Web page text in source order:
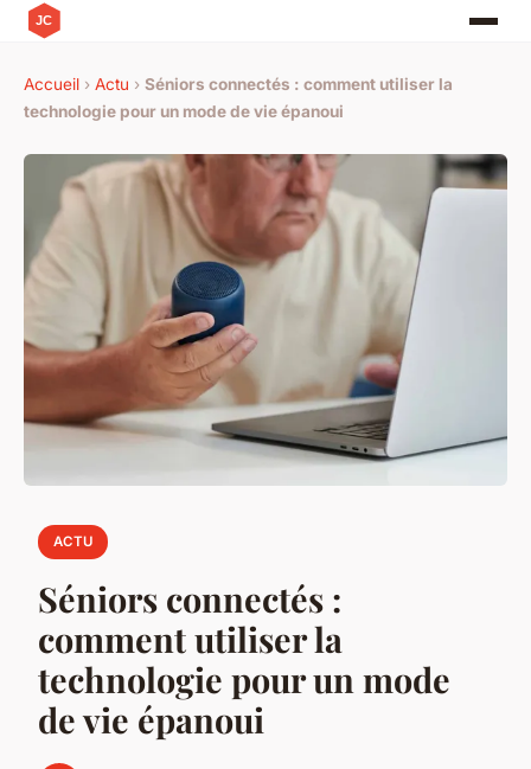
Accueil › Actu › Séniors connectés : comment utiliser la
technologie pour un mode de vie épanoui
ACTU
Séniors connectés :
comment utiliser la
technologie pour un mode
de vie épanoui